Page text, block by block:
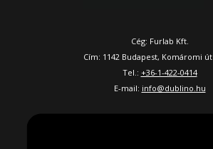
Cég: Furlab Kft.
Cím: 1142 Budapest, Komáromi út
Tel.: +36-1-422-0414
E-mail: info@dublino.hu